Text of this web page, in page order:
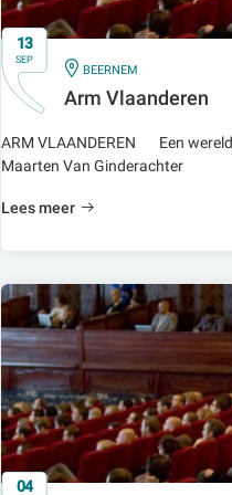
13
SEP
IN
BEERNEM
Arm Vlaanderen
ARM VLAANDEREN Een
Maarten Van Ginderachter
Lees meer
04